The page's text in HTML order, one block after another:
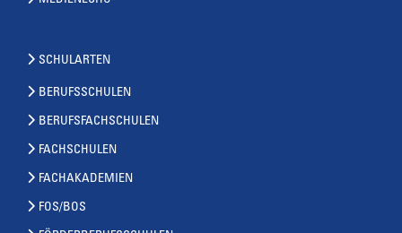
SCHULARTEN
BERUFSSCHULEN
BERUFSFACHSCHULEN
FACHSCHULEN
FACHAKADEMIEN
FOS/BOS